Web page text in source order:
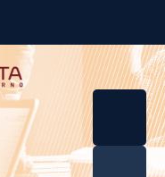
Curricul